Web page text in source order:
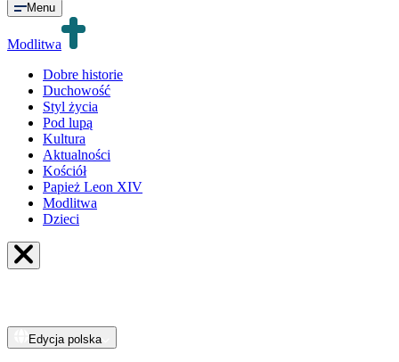
Menu
Modlitwa
Dobre historie
Duchowość
Styl życia
Pod lupą
Kultura
Aktualności
Kościół
Papież Leon XIV
Modlitwa
Dzieci
Edycja polska